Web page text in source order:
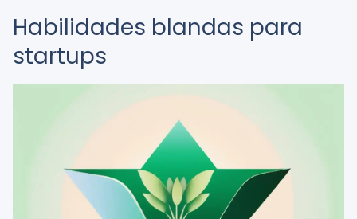
Habilidades blandas para
startups